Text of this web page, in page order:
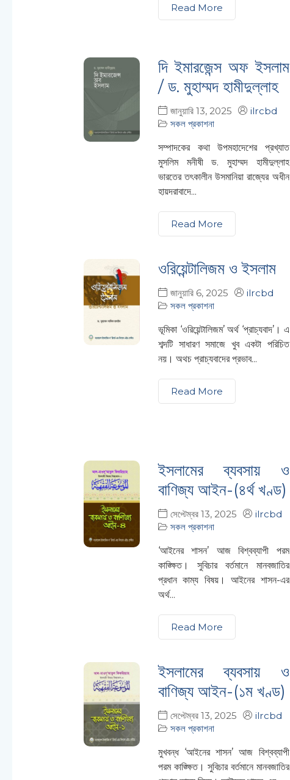
Read More
দি ইমারজেন্স অফ ইসলাম
/ ড. মুহাম্মদ হামীদুল্লাহ
জানুয়ারি 13, 2025
ilrcbd
সকল প্রকাশনা
সম্পাদকের কথা উপমহাদেশের প্রখ্যাত
মুসলিম মনীষী ড. মুহাম্মদ হামীদুল্লাহ
ভারতের তৎকালীন উসমানিয়া রাজ্যের অধীন
হায়দরাবাদে...
Read More
ওরিয়েন্টালিজম ও ইসলাম
জানুয়ারি 6, 2025
ilrcbd
সকল প্রকাশনা
ভূমিকা ‘ওরিয়েন্টালিজম’ অর্থ ‘প্রাচ্যবাদ’। এ
শব্দটি সাধারণ সমাজে খুব একটা পরিচিত
নয়। অথচ প্রাচ্যবাদের প্রভাব...
Read More
ইসলামের ব্যবসায় ও
বাণিজ্য আইন-(৪র্থ খণ্ড)
সেপ্টেম্বর 13, 2025
ilrcbd
সকল প্রকাশনা
‘আইনের শাসন’ আজ বিশ্বব্যাপী পরম
কাঙ্ক্ষিত। সুবিচার বর্তমানে মানবজাতির
প্রধান কাম্য বিষয়। আইনের শাসন-এর
অর্থ...
Read More
ইসলামের ব্যবসায় ও
বাণিজ্য আইন-(১ম খণ্ড)
সেপ্টেম্বর 13, 2025
ilrcbd
সকল প্রকাশনা
মুখবন্ধ ‘আইনের শাসন’ আজ বিশ্বব্যাপী
পরম কাঙ্ক্ষিত। সুবিচার বর্তমানে মানবজাতির